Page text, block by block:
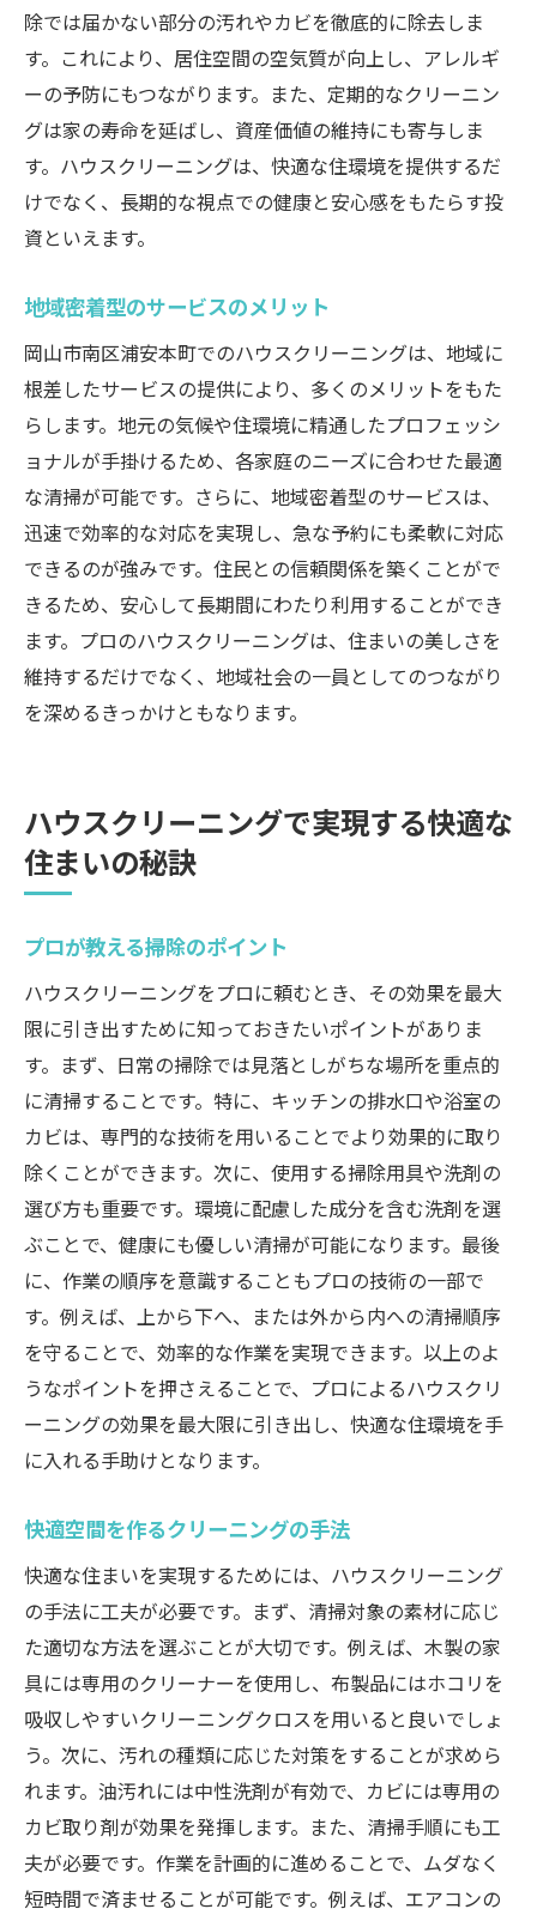
除では届かない部分の汚れやカビを徹底的に除去しま
す。これにより、居住空間の空気質が向上し、アレルギ
ーの予防にもつながります。また、定期的なクリーニン
グは家の寿命を延ばし、資産価値の維持にも寄与しま
す。ハウスクリーニングは、快適な住環境を提供するだ
けでなく、長期的な視点での健康と安心感をもたらす投
資といえます。
地域密着型のサービスのメリット
岡山市南区浦安本町でのハウスクリーニングは、地域に
根差したサービスの提供により、多くのメリットをもた
らします。地元の気候や住環境に精通したプロフェッシ
ョナルが手掛けるため、各家庭のニーズに合わせた最適
な清掃が可能です。さらに、地域密着型のサービスは、
迅速で効率的な対応を実現し、急な予約にも柔軟に対応
できるのが強みです。住民との信頼関係を築くことがで
きるため、安心して長期間にわたり利用することができ
ます。プロのハウスクリーニングは、住まいの美しさを
維持するだけでなく、地域社会の一員としてのつながり
を深めるきっかけともなります。
ハウスクリーニングで実現する快適な
住まいの秘訣
プロが教える掃除のポイント
ハウスクリーニングをプロに頼むとき、その効果を最大
限に引き出すために知っておきたいポイントがありま
す。まず、日常の掃除では見落としがちな場所を重点的
に清掃することです。特に、キッチンの排水口や浴室の
カビは、専門的な技術を用いることでより効果的に取り
除くことができます。次に、使用する掃除用具や洗剤の
選び方も重要です。環境に配慮した成分を含む洗剤を選
ぶことで、健康にも優しい清掃が可能になります。最後
に、作業の順序を意識することもプロの技術の一部で
す。例えば、上から下へ、または外から内への清掃順序
を守ることで、効率的な作業を実現できます。以上のよ
うなポイントを押さえることで、プロによるハウスクリ
ーニングの効果を最大限に引き出し、快適な住環境を手
に入れる手助けとなります。
快適空間を作るクリーニングの手法
快適な住まいを実現するためには、ハウスクリーニング
の手法に工夫が必要です。まず、清掃対象の素材に応じ
た適切な方法を選ぶことが大切です。例えば、木製の家
具には専用のクリーナーを使用し、布製品にはホコリを
吸収しやすいクリーニングクロスを用いると良いでしょ
う。次に、汚れの種類に応じた対策をすることが求めら
れます。油汚れには中性洗剤が有効で、カビには専用の
カビ取り剤が効果を発揮します。また、清掃手順にも工
夫が必要です。作業を計画的に進めることで、ムダなく
短時間で済ませることが可能です。例えば、エアコンの